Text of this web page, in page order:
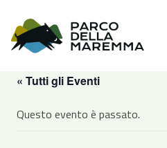
« Tutti gli Eventi
Questo evento è passato.